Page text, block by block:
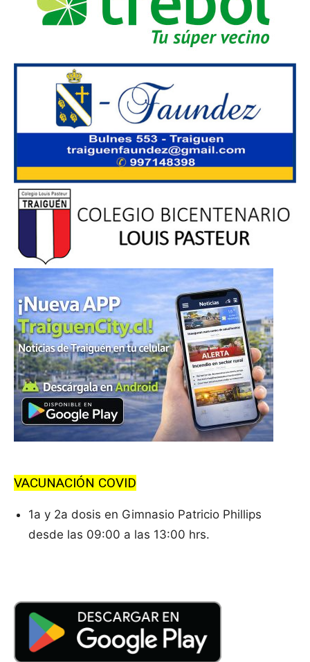
VACUNACIÓN COVID
1a y 2a dosis en Gimnasio Patricio Phillips
desde las 09:00 a las 13:00 hrs.